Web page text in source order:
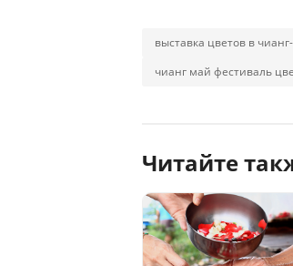
выставка цветов в
чианг май фестиваль
Читайте